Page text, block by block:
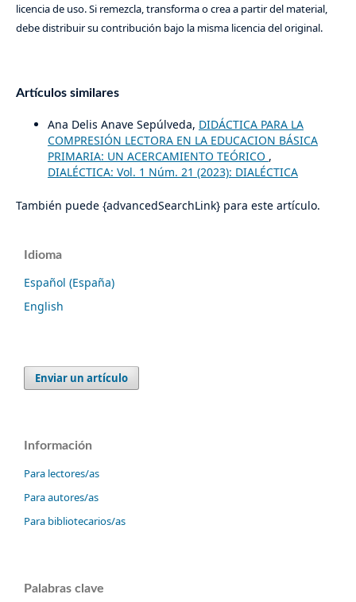
licencia de uso. Si remezcla, transforma o crea a partir del material,
debe distribuir su contribución bajo la misma licencia del original.
Artículos similares
Ana Delis Anave Sepúlveda, DIDÁCTICA PARA LA
COMPRESIÓN LECTORA EN LA EDUCACION BÁSICA
PRIMARIA: UN ACERCAMIENTO TEÓRICO ,
DIALÉCTICA: Vol. 1 Núm. 21 (2023): DIALÉCTICA
También puede {advancedSearchLink} para este artículo.
Idioma
Español (España)
English
Enviar un artículo
Información
Para lectores/as
Para autores/as
Para bibliotecarios/as
Palabras clave